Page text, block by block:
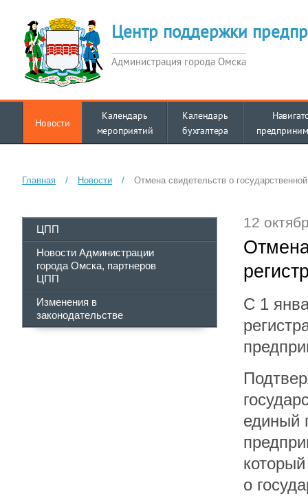
Центр поддержки
Администрация города Омска
Новости
Календарь
мероприятий
Календарь
бухгалтера
Главная / Новости / Отмена свидетельств о
ЦПП
Новости Администрации
города Омска, партнеров
ЦПП
Изменения в
законодательстве
12
С 1
единый
о